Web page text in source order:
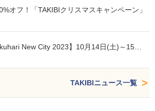
オフ！「TAKIBIクリスマスキャンペーン」
New City 2023】10月14日(土)～15…
TAKIBIニュース一覧